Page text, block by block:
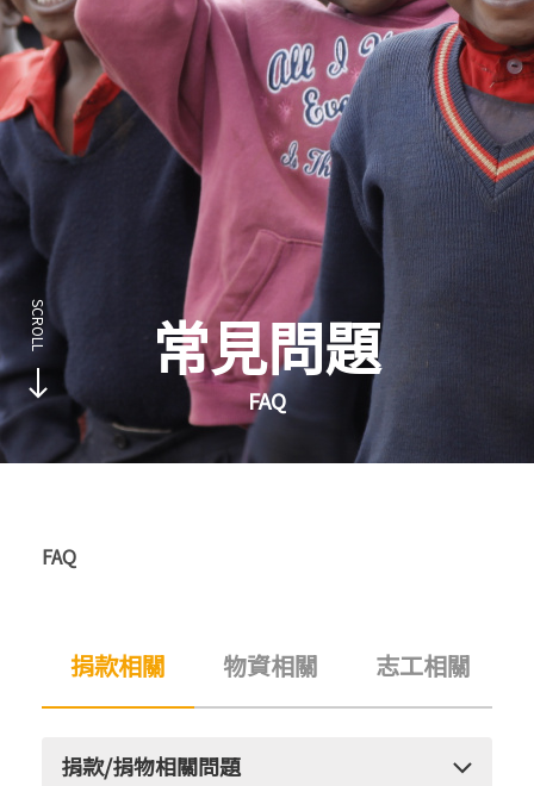
常見問題
FAQ
FAQ
捐款相關 物資相關 志工相關
捐款/捐物相關問題